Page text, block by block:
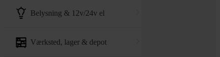
belysning & 12v/24v el
værksted, lager & depot